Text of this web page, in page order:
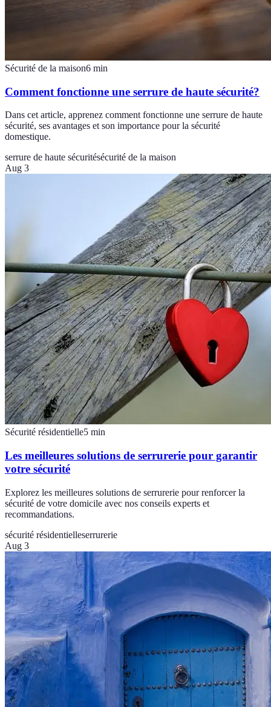
Sécurité de la maison6 min
Comment fonctionne une serrure de haute sécurité?
Dans cet article, apprenez comment fonctionne une serrure de haute
sécurité, ses avantages et son importance pour la sécurité
domestique.
serrure de haute sécuritésécurité de la maison
Aug 3
Sécurité résidentielle5 min
Les meilleures solutions de serrurerie pour garantir
votre sécurité
Explorez les meilleures solutions de serrurerie pour renforcer la
sécurité de votre domicile avec nos conseils experts et
recommandations.
sécurité résidentielleserrurerie
Aug 3